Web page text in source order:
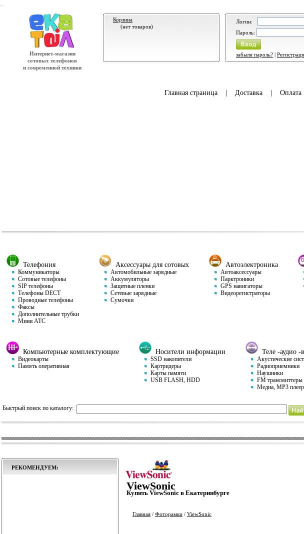
Интернет-магазин
сотовых телефонов
и современной техники
Корзина
(нет товаров)
Логин:
Пароль:
забыли пароль? |
Главная страница| Доставка| Оплата
Телефония
Коммуникаторы
Сотовые телефоны
SIP телефоны
Телефоны DECT
Проводные телефоны
Факсы
Дополнительные трубки
Мини АТС
Аксессуары для сотовых
Автомобильные зарядные
Аккумуляторы
Защитные пленки
Сетевые зарядные
Сумочки
Автоэлектроника
Автоаксессуары
Парктроники
GPS навигаторы
Видеорегистраторы
Компьютерные комплектующие
Видеокарты
Память оперативная
Носители информации
SSD накопители
Картридеры
Карты памяти
USB FLASH, HDD
Теле -аудио -
Акустические
Радиоприемники
Наушники
FM трансмиттеры
Медиа, MP3
Быстрый поиск по каталогу:
РЕКОМЕНДУЕМ:
ViewSonic
Купить ViewSonic в Екатеринбурге
Главная / Фоторамки / ViewSonic